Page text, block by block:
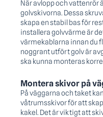
När avlopp och vattenrör
golvskivorna. Dessa
skapa en stabil bas för
installera golvvärme är
värmekablarna innan du
noggrant utfört golv är
ska kunna monteras
Montera skivor på
På väggarna och taket
våtrumsskivor för att
kakel. Det är viktigt att